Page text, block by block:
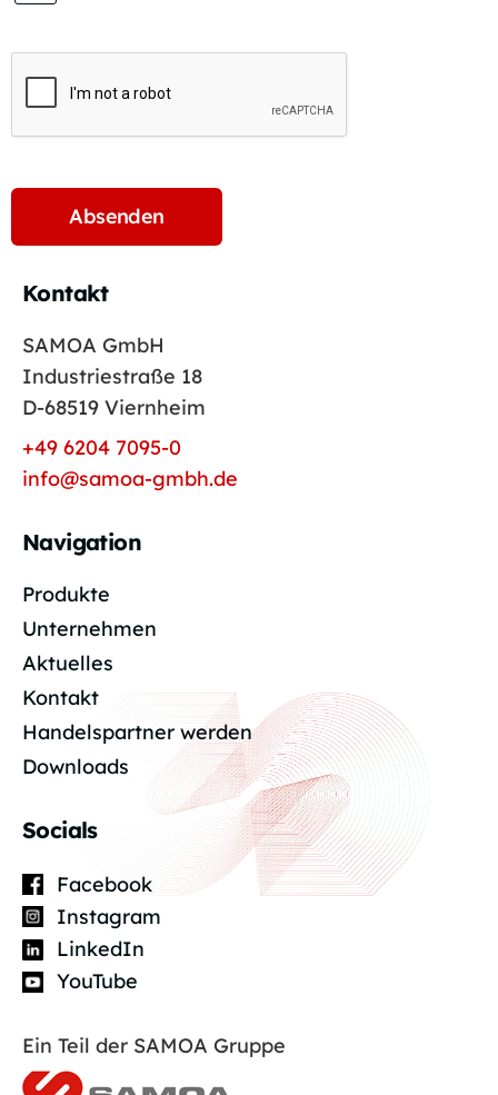
Kontakt
SAMOA GmbH
Industriestraße 18
D-68519 Viernheim
+49 6204 7095-0
info@samoa-gmbh.de
Navigation
Produkte
Unternehmen
Aktuelles
Kontakt
Handelspartner werden
Downloads
Socials
Facebook
Instagram
LinkedIn
YouTube
Ein Teil der SAMOA Gruppe